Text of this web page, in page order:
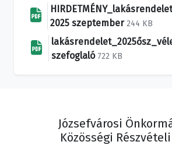
2025 szeptember 244 KB
szefoglaló 722 KB
Józsefvárosi
Közösségi